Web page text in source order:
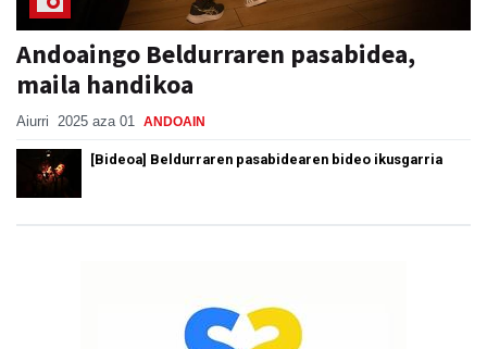
Andoaingo Beldurraren pasabidea,
maila handikoa
Aiurri 2025 aza 01 ANDOAIN
[Bideoa] Beldurraren pasabidearen bideo ikusgarria